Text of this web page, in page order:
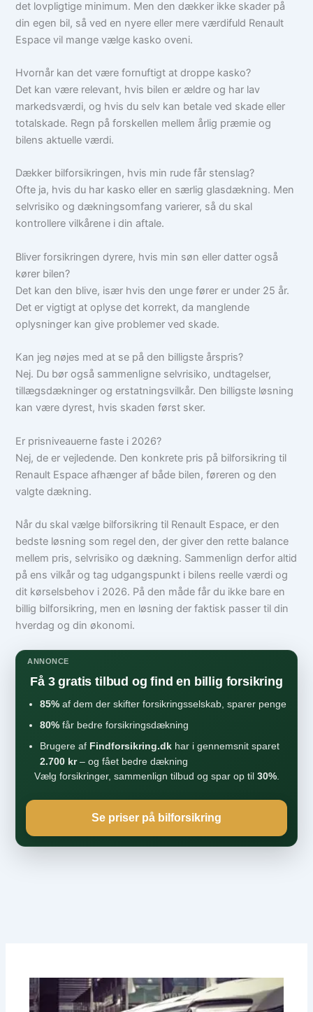
det lovpligtige minimum. Men den dækker ikke skader på
din egen bil, så ved en nyere eller mere værdifuld Renault
Espace vil mange vælge kasko oveni.
Hvornår kan det være fornuftigt at droppe kasko?
Det kan være relevant, hvis bilen er ældre og har lav
markedsværdi, og hvis du selv kan betale ved skade eller
totalskade. Regn på forskellen mellem årlig præmie og
bilens aktuelle værdi.
Dækker bilforsikringen, hvis min rude får stenslag?
Ofte ja, hvis du har kasko eller en særlig glasdækning. Men
selvrisiko og dækningsomfang varierer, så du skal
kontrollere vilkårene i din aftale.
Bliver forsikringen dyrere, hvis min søn eller datter også
kører bilen?
Det kan den blive, især hvis den unge fører er under 25 år.
Det er vigtigt at oplyse det korrekt, da manglende
oplysninger kan give problemer ved skade.
Kan jeg nøjes med at se på den billigste årspris?
Nej. Du bør også sammenligne selvrisiko, undtagelser,
tillægsdækninger og erstatningsvilkår. Den billigste løsning
kan være dyrest, hvis skaden først sker.
Er prisniveauerne faste i 2026?
Nej, de er vejledende. Den konkrete pris på bilforsikring til
Renault Espace afhænger af både bilen, føreren og den
valgte dækning.
Når du skal vælge bilforsikring til Renault Espace, er den
bedste løsning som regel den, der giver den rette balance
mellem pris, selvrisiko og dækning. Sammenlign derfor altid
på ens vilkår og tag udgangspunkt i bilens reelle værdi og
dit kørselsbehov i 2026. På den måde får du ikke bare en
billig bilforsikring, men en løsning der faktisk passer til din
hverdag og din økonomi.
ANNONCE
Få 3 gratis tilbud og find en billig forsikring
85% af dem der skifter forsikringsselskab, sparer penge
80% får bedre forsikringsdækning
Brugere af Findforsikring.dk har i gennemsnit sparet
2.700 kr– og fået bedre dækning
Vælg forsikringer, sammenlign tilbud og spar op til 30%.
Se priser på bilforsikring